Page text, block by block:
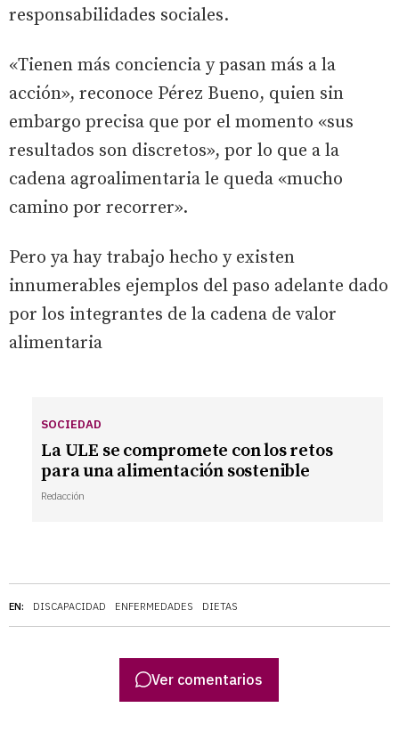
EN: DISCAPACIDAD ENFERMEDADES DIETAS
responsabilidades sociales.
«Tienen más conciencia y pasan más a la
acción», reconoce Pérez Bueno, quien sin
embargo precisa que por el momento «sus
resultados son discretos», por lo que a la
cadena agroalimentaria le queda «mucho
camino por recorrer».
Pero ya hay trabajo hecho y existen
innumerables ejemplos del paso adelante dado
por los integrantes de la cadena de valor
alimentaria
SOCIEDAD
La ULE se compromete con los retos
para una alimentación sostenible
Redacción
Ver comentarios